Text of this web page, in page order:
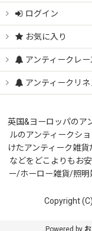
ログイン
お気に入り
アンティークレ
アンティークリ
英国&ヨーロッパのア
ルのアンティークシ
けたアンティーク雑
などをどこよりもお
ー/ホーロー雑貨/照
Copyright